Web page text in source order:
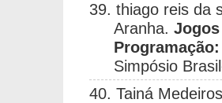
39. thiago reis da
Aranha.
Simpósio
40. Tainá